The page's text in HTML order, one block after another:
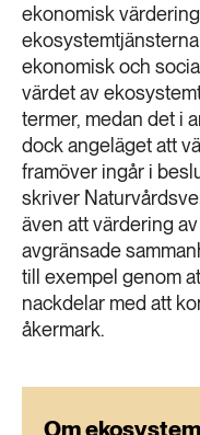
473 ARTIKLAR
Vatten
ekonomisk
ekonomisk och
värdet av
termer, medan det i
dock angeläget att
framöver ingår i
skriver
även att värdering
avgränsade
till exempel genom
nackdelar med att
åkermark.
Om